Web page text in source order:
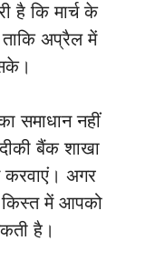
है कि मार्च के
अप्रैल में
समाधान नहीं
बैंक शाखा
करवाएं। अगर
किस्त में आपको
है।